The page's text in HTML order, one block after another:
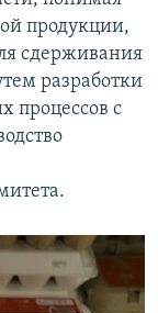
продукции,
сдерживания
разработки
процессов с